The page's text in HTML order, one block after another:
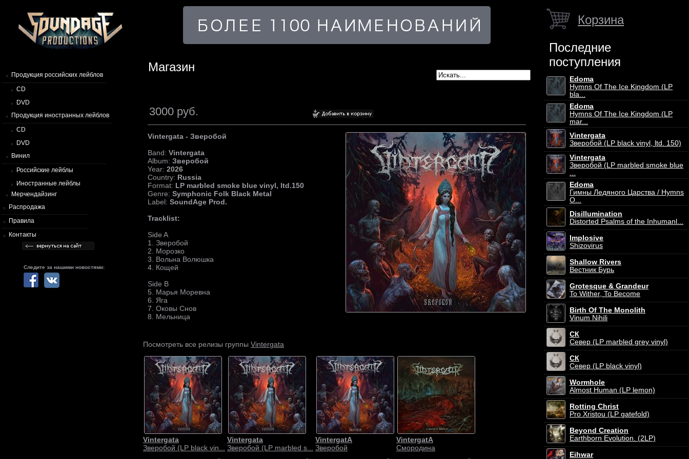
Продукция российских лейблов
CD
DVD
Продукция иностранных лейблов
CD
DVD
Винил
Российские лейблы
Иностранные лейблы
Мерчендайзинг
Распродажа
Правила
Контакты
Следите за нашими новостями:
Магазин
3000 руб.
Vintergata - Зверобой
Band: Vintergata
Album: Зверобой
Year: 2026
Country: Russia
Format: LP marbled smoke blue vinyl, ltd.150
Genre: Symphonic Folk Black Metal
Label: SoundAge Prod.
Tracklist:
Side A
1. Зверобой
2. Морозко
3. Вольна Волюшка
4. Кощей
Side B
5. Марья Моревна
6. Яга
7. Оковы Снов
8. Мельница
Посмотреть все релизы группы Vintergata
Vintergata
Зверобой (LP black vin...
Vintergata
Зверобой (LP marbled s...
VintergatA
Зверобой
VintergatA
Смородина
Корзина
Последние
поступления
Edoma
Hymns Of The Ice Kingdom (LP
bla...
Edoma
Hymns Of The Ice Kingdom (LP
mar...
Vintergata
Зверобой (LP black vinyl, ltd. 150)
Vintergata
Зверобой (LP marbled smoke blue
...
Edoma
Гимны Ледяного Царства / Hymns
O...
Disillumination
Distorted Psalms of the Inhumanl...
Implosive
Shizovirus
Shallow Rivers
Вестник Бурь
Grotesque & Grandeur
To Wither, To Become
Birth Of The Monolith
Vinum Nihili
СК
Север (LP marbled grey vinyl)
СК
Север (LP black vinyl)
Wormhole
Almost Human (LP lemon)
Rotting Christ
Pro Xristou (LP gatefold)
Beyond Creation
Earthborn Evolution. (2LP)
Eihwar